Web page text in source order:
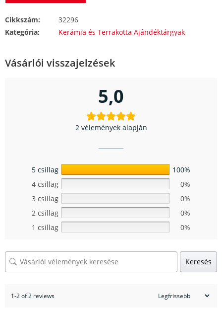
Cikkszám:
32296
Kategória:
Kerámia és Terrakotta Ajándéktárgyak
Vásárlói visszajelzések
5,0
2 vélemények alapján
5 csillag
100%
4 csillag
0%
3 csillag
0%
2 csillag
0%
1 csillag
0%
Keresés
1-2 of 2 reviews